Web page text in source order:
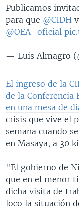
Publicamos
para que @CIDH
@OEA_oficial
— Luis Almagro
El ingreso de la
de la Conferencia
en una mesa de
crisis que vive el
semana cuando
en Masaya, a 30
"El gobierno de
que en el menor
dicha visita de
loco la situación